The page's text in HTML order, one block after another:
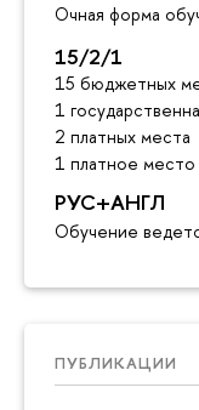
Очная форма
15/2/1
15 бюджетных
1
2 платных места
1 платное место
РУС+АНГЛ
Обучение
ПУБЛИКАЦИИ